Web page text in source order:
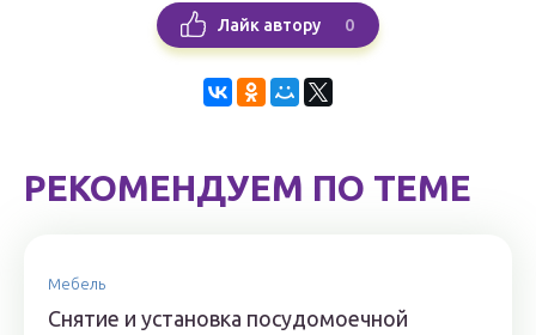
Лайк автору 0
РЕКОМЕНДУЕМ ПО ТЕМЕ
Мебель
Снятие и установка посудомоечной